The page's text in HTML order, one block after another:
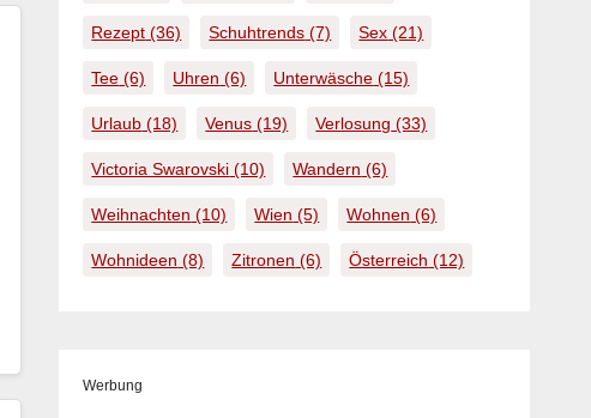
Rezept (36) Schuhtrends (7) Sex (21)
Tee (6) Uhren (6) Unterwäsche (15)
Urlaub (18) Venus (19) Verlosung (33)
Victoria Swarovski (10) Wandern (6)
Weihnachten (10) Wien (5) Wohnen (6)
Wohnideen (8) Zitronen (6) Österreich (12)
Werbung